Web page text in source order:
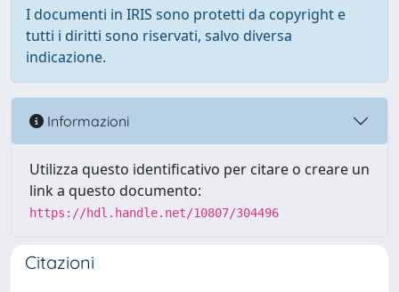
I documenti in IRIS sono protetti da copyright e
tutti i diritti sono riservati, salvo diversa
indicazione.
Informazioni
Utilizza questo identificativo per citare o creare un
link a questo documento:
https://hdl.handle.net/10807/304496
Citazioni